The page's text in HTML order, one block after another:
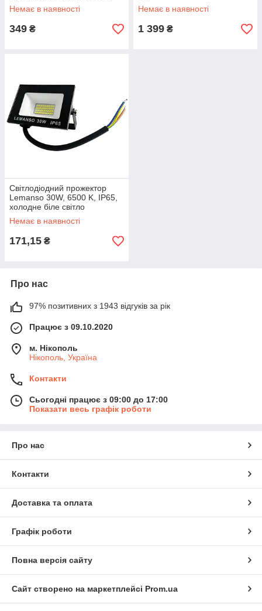
Немає в наявності
349 ₴
Немає в наявності
1 399 ₴
Світлодіодний прожектор
Lemanso 30W, 6500 K, IP65,
холодне біле світло
Немає в наявності
171,15 ₴
Про нас
97% позитивних з 1943 відгуків за рік
Працює з 09.10.2020
м. Нікополь
Нікополь, Україна
Контакти
Сьогодні працює з 09:00 до 17:00
Показати весь графік роботи
Про нас
Контакти
Доставка та оплата
Графік роботи
Повна версія сайту
Сайт створено на маркетплейсі Prom.ua